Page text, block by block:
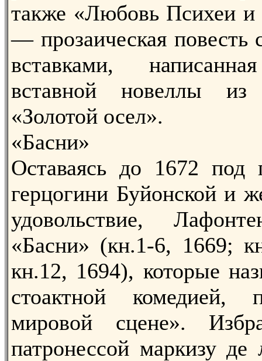
также «Любовь Психеи и
— прозаическая повесть
вставками,
вставной новеллы
«Золотой осел».
«Басни»
Оставаясь до 1672 под
герцогини Буйонской и
удовольствие,
«Басни» (кн.1-6, 1669;
кн.12, 1694), которые
стоактной комедией,
мировой сцене».
патронессой маркизу